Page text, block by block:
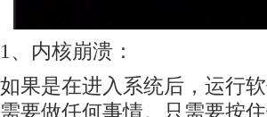
1、内核崩溃：
如果是在进入系统后，运行
需要做任何事情。只需要按